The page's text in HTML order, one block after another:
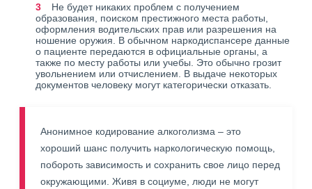
Не будет никаких проблем с получением
образования, поиском престижного места работы,
оформления водительских прав или разрешения на
ношение оружия. В обычном наркодиспансере данные
о пациенте передаются в официальные органы, а
также по месту работы или учебы. Это обычно грозит
увольнением или отчислением. В выдаче некоторых
документов человеку могут категорически отказать.
Анонимное кодирование алкоголизма – это
хороший шанс получить наркологическую помощь,
побороть зависимость и сохранить свое лицо перед
окружающими. Живя в социуме, люди не могут